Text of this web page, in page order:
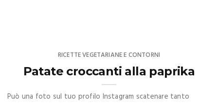
RICETTE VEGETARIANE E CONTORNI
Patate croccanti alla paprika
Può una foto sul tuo profilo Instagram scatenare tanto